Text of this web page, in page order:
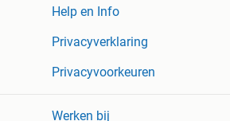
Help en Info
Privacyverklaring
Privacyvoorkeuren
Werken bij